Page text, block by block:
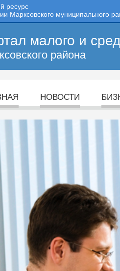
ресурс
Марксовского муниципального
малого и
района
НОВОСТИ